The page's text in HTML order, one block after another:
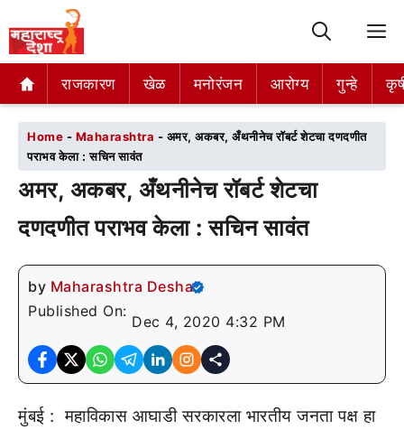
राजकारण खेळ मनोरंजन आरोग्य गुन्हे
राजकारण खेळ मनोरंजन आरोग्य गुन्हे
Home - Maharashtra - अमर, अकबर, अँथनीनेच रॉबर्ट शेटचा दणदणीत
पराभव केला : सचिन सावंत
अमर, अकबर, अँथनीनेच रॉबर्ट शेटचा
दणदणीत पराभव केला : सचिन सावंत
by Maharashtra Desha
Published On:
Dec 4, 2020 4:32 PM
मुंबई : महाविकास आघाडी सरकारला भारतीय जनता पक्ष हा